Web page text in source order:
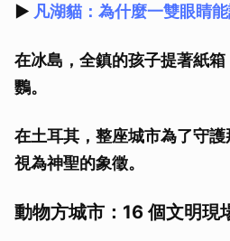
► 凡湖貓：為什麼一雙眼睛
在冰島，全鎮的孩子提著紙
鸚。
在土耳其，整座城市為了守
視為神聖的象徵。
動物方城市：16 個文明現